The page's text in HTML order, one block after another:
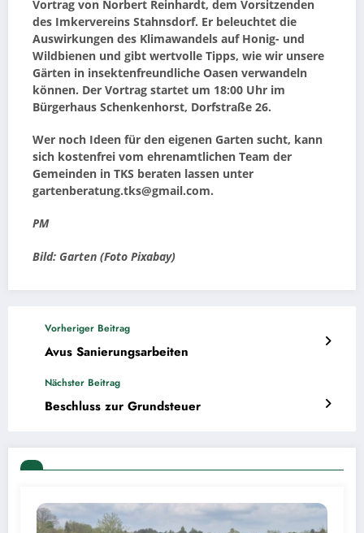
Vortrag von Norbert Reinhardt, dem Vorsitzenden
des Imkervereins Stahnsdorf. Er beleuchtet die
Auswirkungen des Klimawandels auf Honig- und
Wildbienen und gibt wertvolle Tipps, wie wir unsere
Gärten in insektenfreundliche Oasen verwandeln
können. Der Vortrag startet um 18:00 Uhr im
Bürgerhaus Schenkenhorst, Dorfstraße 26.
Wer noch Ideen für den eigenen Garten sucht, kann
sich kostenfrei vom ehrenamtlichen Team der
Gemeinden in TKS beraten lassen unter
gartenberatung.tks@gmail.com.
PM
Bild: Garten (Foto Pixabay)
Vorheriger Beitrag
Avus Sanierungsarbeiten
Nächster Beitrag
Beschluss zur Grundsteuer